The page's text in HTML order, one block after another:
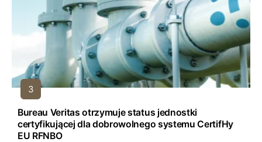
Bureau Veritas otrzymuje status jednostki
certyfikującej dla dobrowolnego systemu CertifHy
EU RFNBO